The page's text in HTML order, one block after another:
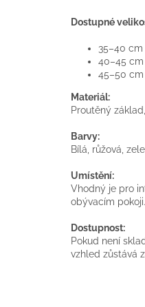
Dostupné
35–40 cm
40–45 cm
45–50 cm
Materiál:
Proutěný
Barvy:
Bílá, růžová,
Umístění:
Vhodný je pro
obývacím
Dostupnost:
Pokud není
vzhled zůstává